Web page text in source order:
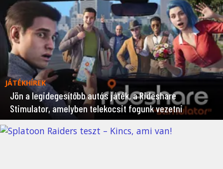
JÁTÉKHÍREK
Jön a legidegesítőbb autós játék, a Rideshare
Stimulator, amelyben telekocsit fogunk vezetni